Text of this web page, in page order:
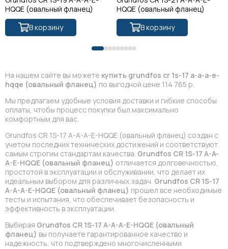
HQQE (овальный фланец)
В корзину
HQQE (овальный фланец)
В корзину
На нашем сайте вы можете купить grundfos cr 1s-17 a-a-a-e-
hqqe (овальный фланец) по выгодной цене 114 765 р.
Мы предлагаем удобные условия доставки и гибкие способы
оплаты, чтобы процесс покупки был максимально
комфортным для вас.
Grundfos CR 1S-17 A-A-A-E-HQQE (овальный фланец) создан с
учетом последних технических достижений и соответствуют
самым строгим стандартам качества. Grundfos CR 1S-17 A-A-
A-E-HQQE (овальный фланец) отличается долговечностью,
простотой в эксплуатации и обслуживании, что делает их
идеальным выбором для различных задач. Grundfos CR 1S-17
A-A-A-E-HQQE (овальный фланец) прошел все необходимые
тесты и испытания, что обеспечивает безопасность и
эффективность в эксплуатации.
Выбирая Grundfos CR 1S-17 A-A-A-E-HQQE (овальный
фланец) вы получаете гарантированное качество и
надежность, что подтверждено многочисленными